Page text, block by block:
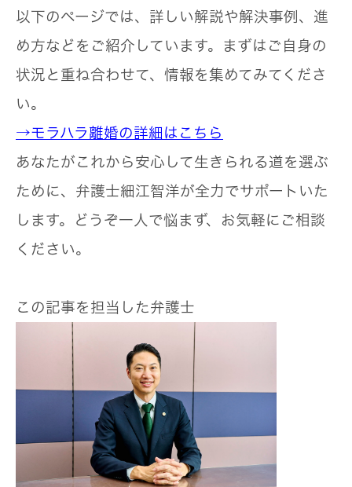
以下のページでは、詳しい解説や解決事例、進
め方などをご紹介しています。まずはご自身の
状況と重ね合わせて、情報を集めてみてくださ
い。
→モラハラ離婚の詳細はこちら
あなたがこれから安心して生きられる道を選ぶ
ために、弁護士細江智洋が全力でサポートいた
します。どうぞ一人で悩まず、お気軽にご相談
ください。
この記事を担当した弁護士